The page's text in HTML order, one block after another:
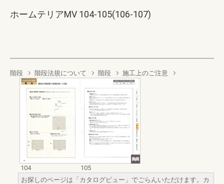
ホームテリアMV 104-105(106-107)
階段 階段法規について 階段 施工上のご注意
104
105
お探しのページは「カタログビュー」でごらんいただけます。カ